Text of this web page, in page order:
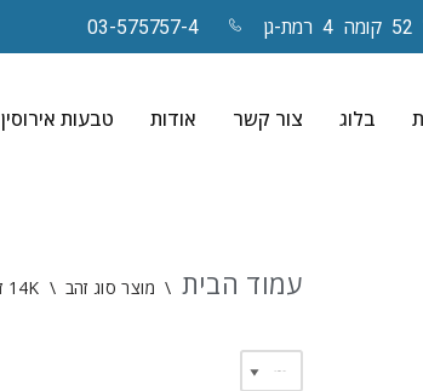
03-575757-4
בלוג צור קשר אודות טבעות אירוסין
עמוד הבית \ מוצר סוג זהב \ 14K זהב ורוד